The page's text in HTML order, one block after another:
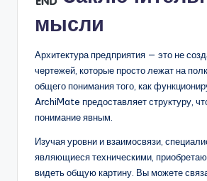
мысли
Архитектура предприятия — это не
чертежей, которые просто лежат на
общего понимания того, как
ArchiMate предоставляет структуру,
понимание явным.
Изучая уровни и взаимосвязи,
являющиеся техническими,
видеть общую картину. Вы можете